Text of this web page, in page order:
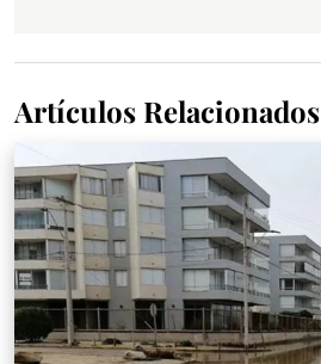
Artículos Relacionados